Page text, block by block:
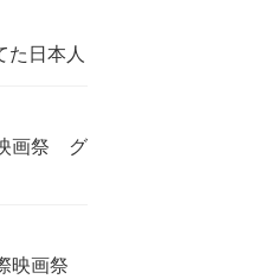
た日本人
画祭 グ
映画祭